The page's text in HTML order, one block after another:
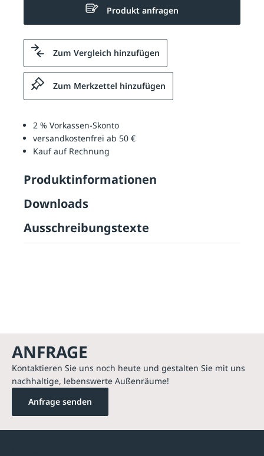
Produkt anfragen
Zum Vergleich hinzufügen
Zum Merkzettel hinzufügen
2 % Vorkassen-Skonto
versandkostenfrei ab 50 €
Kauf auf Rechnung
Produktinformationen
Downloads
Ausschreibungstexte
ANFRAGE
Kontaktieren Sie uns noch heute und gestalten Sie mit uns
nachhaltige, lebenswerte Außenräume!
Anfrage senden